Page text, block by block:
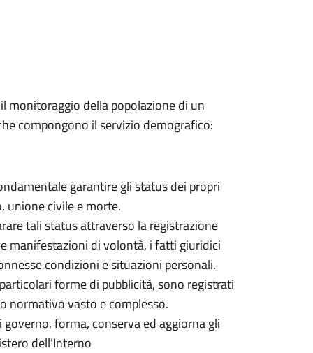
monitoraggio della popolazione di un
compongono il servizio demografico:
garantire gli status dei propri
unione civile e morte.
tali status attraverso la registrazione
manifestazioni di volontà, i fatti giuridici
condizioni e situazioni personali.
forme di pubblicità, sono registrati
normativo vasto e complesso.
forma, conserva ed aggiorna gli
dell’Interno